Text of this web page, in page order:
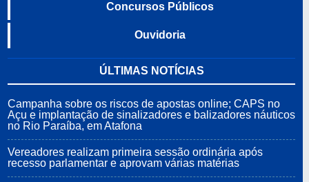
Concursos Públicos
Ouvidoria
ÚLTIMAS NOTÍCIAS
Campanha sobre os riscos de apostas online; CAPS no
Açu e implantação de sinalizadores e balizadores náuticos
no Rio Paraíba, em Atafona
Vereadores realizam primeira sessão ordinária após
recesso parlamentar e aprovam várias matérias